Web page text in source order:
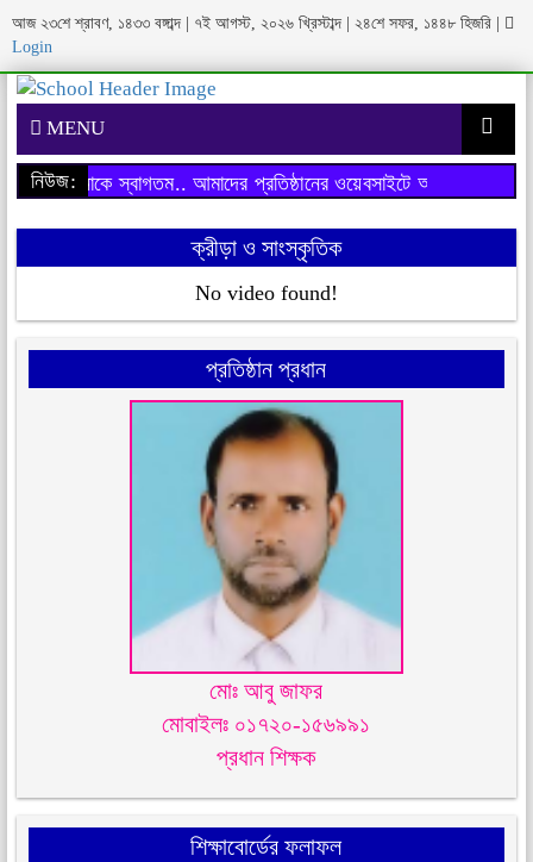
আজ ২৩শে শ্রাবণ, ১৪৩৩ বঙ্গাব্দ | ৭ই আগস্ট, ২০২৬ খ্রিস্টাব্দ | ২৪শে সফর, ১৪৪৮ হিজরি
Login
MENU
নিউজ: আমাদের প্রতিষ্ঠানের ওয়েবসাইটে আপনাকে
আপনাকে স্বাগতম..
ক্রীড়া ও সাংস্কৃতিক
No video found!
প্রতিষ্ঠান প্রধান
মোঃ আবু জাফর
মোবাইলঃ ০১৭২০-১৫৬৯৯১
প্রধান শিক্ষক
শিক্ষাবোর্ডের ফলাফল